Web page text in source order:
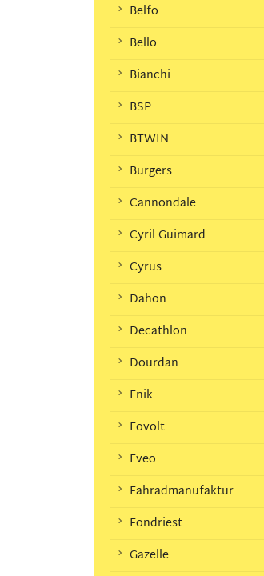
Belfo
Bello
Bianchi
BSP
BTWIN
Burgers
Cannondale
Cyril Guimard
Cyrus
Dahon
Decathlon
Dourdan
Enik
Eovolt
Eveo
Fahradmanufaktur
Fondriest
Gazelle